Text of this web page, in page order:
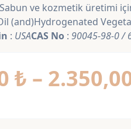
Sabun ve kozmetik üretimi
(and)Hydrogenated
: USACAS No : 90045-98-0 /
₺ –